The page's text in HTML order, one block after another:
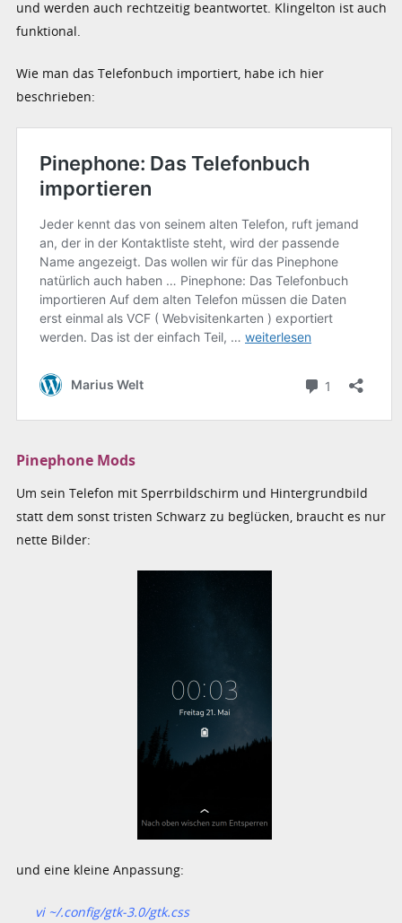
und werden auch rechtzeitig beantwortet. Klingelton ist auch
funktional.
Wie man das Telefonbuch importiert, habe ich hier
beschrieben:
Pinephone Mods
Um sein Telefon mit Sperrbildschirm und Hintergrundbild
statt dem sonst tristen Schwarz zu beglücken, braucht es nur
nette Bilder:
und eine kleine Anpassung:
vi ~/.config/gtk-3.0/gtk.css